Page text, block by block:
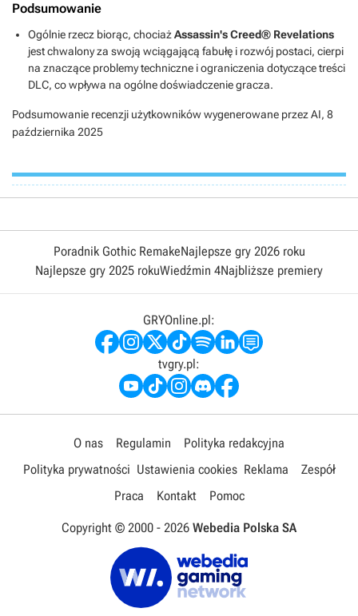
Podsumowanie
Ogólnie rzecz biorąc, chociażAssassin's Creed® Revelations
jest chwalony za swoją wciągającą fabułę i rozwój postaci, cierpi
na znaczące problemy techniczne i ograniczenia dotyczące treści
DLC, co wpływa na ogólne doświadczenie gracza.
Podsumowanie recenzji użytkowników wygenerowane przez AI, 8
października 2025
Poradnik Gothic RemakeNajlepsze gry 2026 roku
Najlepsze gry 2025 rokuWiedźmin 4Najbliższe premiery
GRYOnline.pl:
tvgry.pl:
O nas Regulamin
Polityka redakcyjna
Polityka prywatności Ustawienia cookies Reklama
Zespół
Praca
Kontakt Pomoc
Copyright © 2000 - 2026 Webedia Polska SA